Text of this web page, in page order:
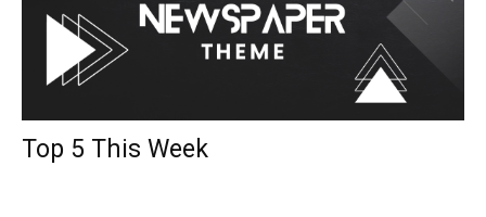
Top 5 This Week